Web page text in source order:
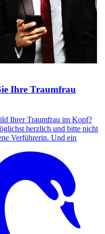
Ihre Traumfrau
Ihrer Traumfrau im Kopf?
herzlich und bitte nicht
Verführerin. Und ein